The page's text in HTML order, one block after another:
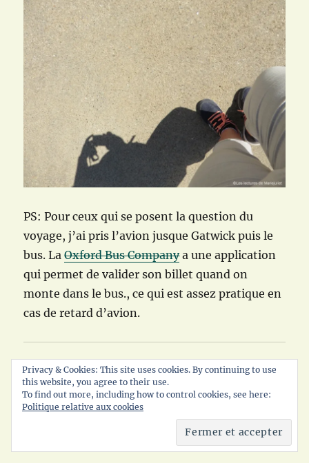
PS: Pour ceux qui se posent la question du
voyage, j’ai pris l’avion jusque Gatwick puis le
bus. LaOxford Bus Companya une application
qui permet de valider son billet quand on
monte dans le bus., ce qui est assez pratique en
cas de retard d’avion.
Partager :
C
l
i
p
C
l
i
p
C
l
i
p
Privacy & Cookies: This site uses cookies. By continuing to use
this website, you agree to their use.
To find out more, including how to control cookies, see here:
Politique relative aux cookies